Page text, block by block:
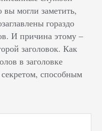
могли заметить,
гораздо
И причина этому –
заголовок. Как
в заголовке
способным